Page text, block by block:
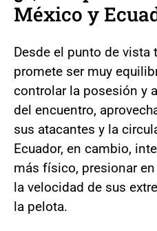
México y
Desde el punto de vista
promete ser muy
controlar la posesión y
del encuentro,
sus atacantes y la
Ecuador, en cambio,
más físico, presionar
la velocidad de sus
la pelota.